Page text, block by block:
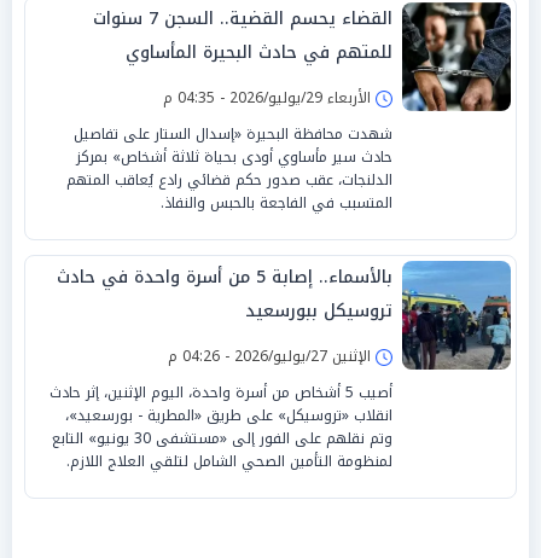
القضاء يحسم القضية.. السجن 7 سنوات
للمتهم في حادث البحيرة المأساوي
الأربعاء 29/يوليو/2026 - 04:35 م
شهدت محافظة البحيرة «إسدال الستار على تفاصيل
حادث سير مأساوي أودى بحياة ثلاثة أشخاص» بمركز
الدلنجات، عقب صدور حكم قضائي رادع يُعاقب المتهم
المتسبب في الفاجعة بالحبس والنفاذ.
بالأسماء.. إصابة 5 من أسرة واحدة في حادث
تروسيكل ببورسعيد
الإثنين 27/يوليو/2026 - 04:26 م
أصيب 5 أشخاص من أسرة واحدة، اليوم الإثنين، إثر حادث
انقلاب «تروسيكل» على طريق «المطرية - بورسعيد»،
وتم نقلهم على الفور إلى «مستشفى 30 يونيو» التابع
لمنظومة التأمين الصحي الشامل لتلقي العلاج اللازم.